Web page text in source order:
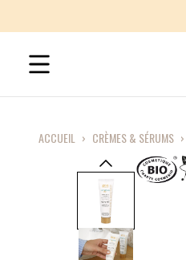
ACCUEIL › CRÈMES & SÉRUMS ›